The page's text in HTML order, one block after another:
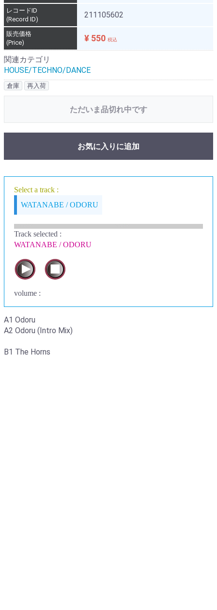
レコードID
(Record ID)
211105602
販売価格
(Price)
¥ 550 税込
関連カテゴリ
HOUSE/TECHNO/DANCE
倉庫 再入荷
ただいま品切れ中です
お気に入りに追加
Select a track :
WATANABE / ODORU
Track selected :
WATANABE / ODORU
volume :
A1 Odoru
A2 Odoru (Intro Mix)
B1 The Horns